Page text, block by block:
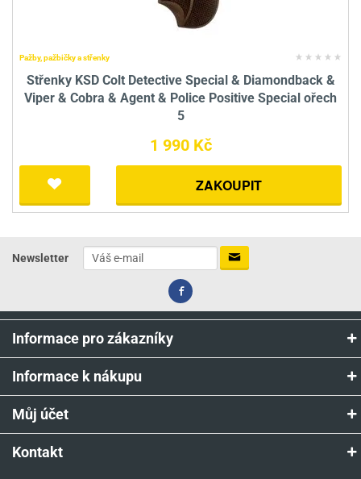
Pažby, pažbičky a střenky
Střenky KSD Colt Detective Special & Diamondback &
Viper & Cobra & Agent & Police Positive Special ořech
5
1 990 Kč
ZAKOUPIT
Newsletter
Informace pro zákazníky
Informace k nákupu
Můj účet
Kontakt